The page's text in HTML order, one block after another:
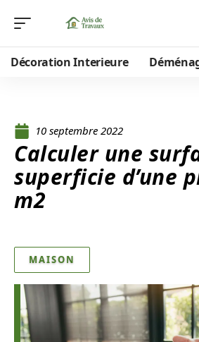
Décoration Interieure
10 septembre 2022
Calculer une
superficie d’une
m2
MAISON